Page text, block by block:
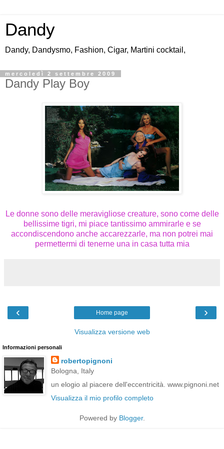
Dandy
Dandy, Dandysmo, Fashion, Cigar, Martini cocktail,
mercoledì 2 settembre 2009
Dandy Play Boy
Le donne sono delle meravigliose creature, sono come delle
bellissime tigri, mi piace tantissimo ammirarle e se
accondiscendono anche accarezzarle, ma non potrei mai
permettermi di tenerne una in casa tutta mia
‹ ›
Home page
Visualizza versione web
Informazioni personali
robertopignoni
Bologna, Italy
un elogio al piacere dell'eccentricità. www.pignoni.net
Visualizza il mio profilo completo
Powered by Blogger.